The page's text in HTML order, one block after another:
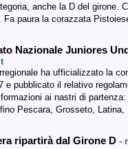
anche la D del girone.
Fa paura la corazzata
Nazionale Juniores
ha ufficializzato la
e pubblicato il relativo
ai nastri di
Pescara, Grosseto,
ripartirà dal Girone D -